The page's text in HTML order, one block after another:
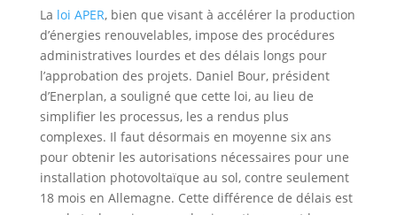
La loi APER, bien que visant à accélérer la production
d’énergies renouvelables, impose des procédures
administratives lourdes et des délais longs pour
l’approbation des projets. Daniel Bour, président
d’Enerplan, a souligné que cette loi, au lieu de
simplifier les processus, les a rendus plus
complexes. Il faut désormais en moyenne six ans
pour obtenir les autorisations nécessaires pour une
installation photovoltaïque au sol, contre seulement
18 mois en Allemagne. Cette différence de délais est